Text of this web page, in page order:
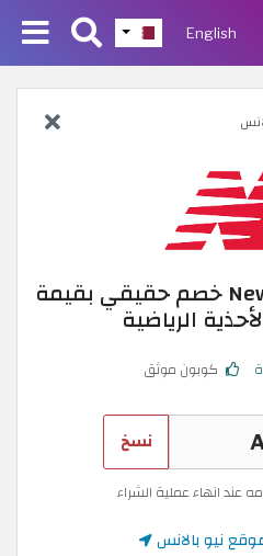
English
كود خصم New Balance خصم حقيقي بقيمة
كوبون موثق
نسخ
عند انهاء عملية الشراء
نيو بالانس